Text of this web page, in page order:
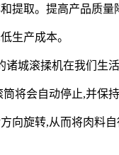
提取。提高产品质量
生产成本。
诸城滚揉机在我们生
将会自动停止,并保
向旋转,从而将肉料